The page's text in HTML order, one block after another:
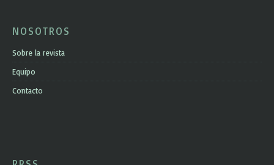
NOSOTROS
Sobre la revista
Equipo
Contacto